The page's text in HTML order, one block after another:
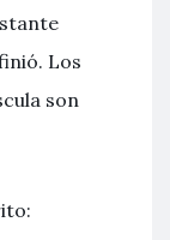
Los
son